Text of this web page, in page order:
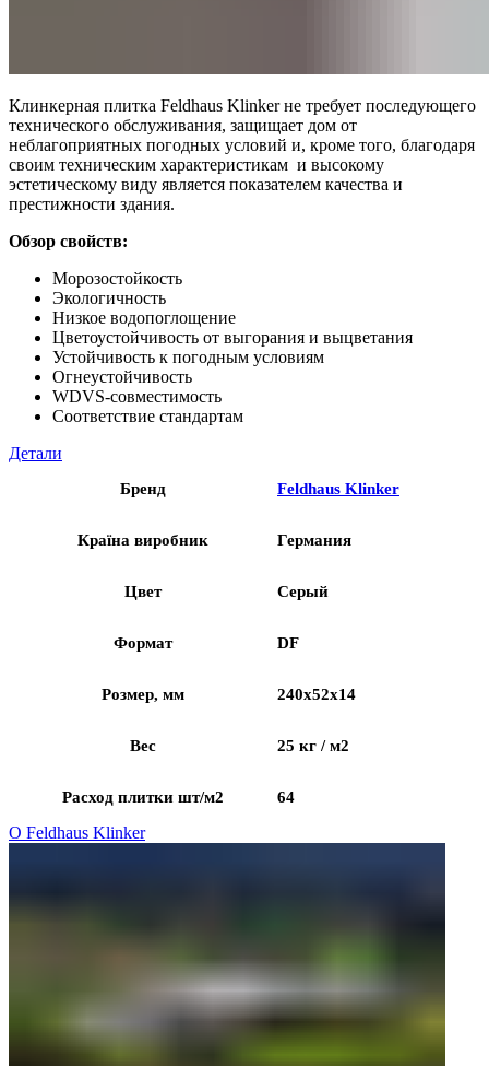
Клинкерная плитка Feldhaus Klinker не требует последующего
технического обслуживания, защищает дом от
неблагоприятных погодных условий и, кроме того, благодаря
своим техническим характеристикам и высокому
эстетическому виду является показателем качества и
престижности здания.
Обзор свойств:
Морозостойкость
Экологичность
Низкое водопоглощение
Цветоустойчивость от выгорания и выцветания
Устойчивость к погодным условиям
Огнеустойчивость
WDVS-совместимость
Соответствие стандартам
Детали
Бренд Feldhaus Klinker
Країна виробник Германия
Цвет Серый
Формат DF
Розмер, мм 240x52x14
Вес 25 кг / м2
Расход плитки шт/м2 64
О Feldhaus Klinker